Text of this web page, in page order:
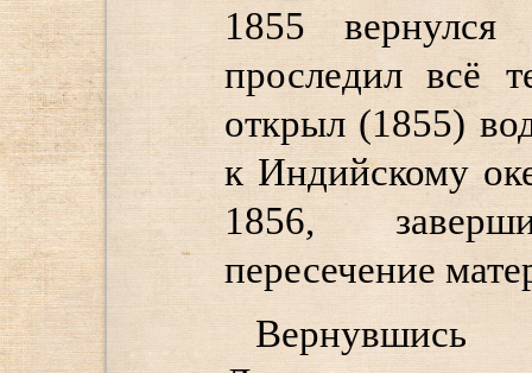
1855 вернулся
проследил всё
открыл (1855)
к Индийскому
1856,
пересечение